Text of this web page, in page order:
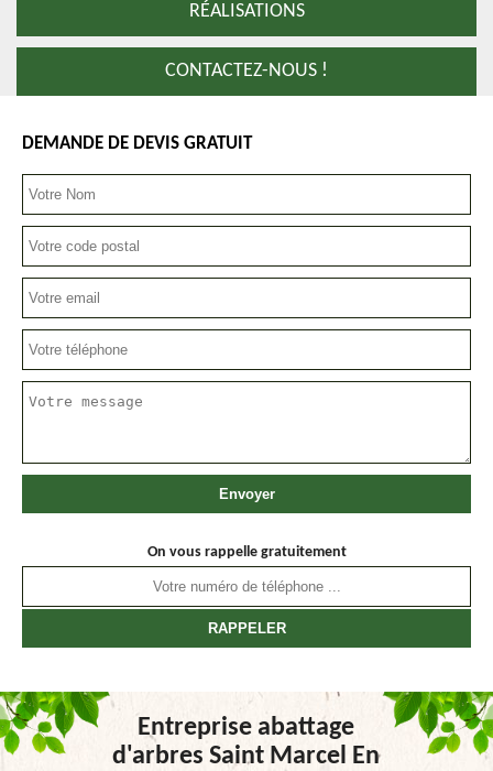
RÉALISATIONS
CONTACTEZ-NOUS !
DEMANDE DE DEVIS GRATUIT
On vous rappelle gratuitement
Entreprise abattage
d'arbres Saint Marcel En